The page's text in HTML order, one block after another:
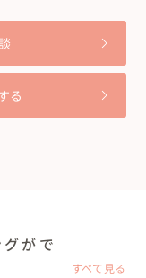
る
がで
すべて見る